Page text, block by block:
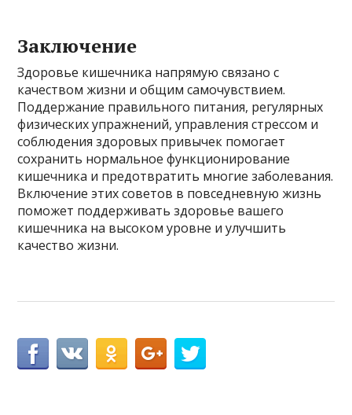
Заключение
Здоровье кишечника напрямую связано с
качеством жизни и общим самочувствием.
Поддержание правильного питания, регулярных
физических упражнений, управления стрессом и
соблюдения здоровых привычек помогает
сохранить нормальное функционирование
кишечника и предотвратить многие заболевания.
Включение этих советов в повседневную жизнь
поможет поддерживать здоровье вашего
кишечника на высоком уровне и улучшить
качество жизни.